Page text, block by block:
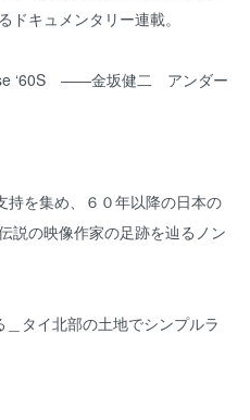
ドキュメンタリー連載。
‘60S ――金坂健二 アンダー
持を集め、６０年以降の日本の
説の映像作家の足跡を辿るノン
タイ北部の土地でシンプルラ